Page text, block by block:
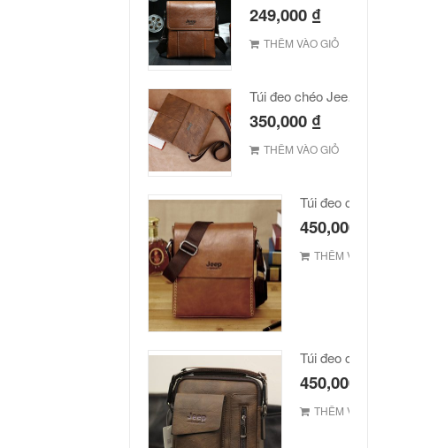
249,000 ₫
THÊM VÀO GIỎ
Túi đeo chéo Jeep giá rẻ JR03
350,000 ₫
THÊM VÀO GIỎ
Túi đeo chéo JEEP giá
450,000
THÊM VÀO GIỎ
Túi đeo chéo Jeep giá rẻ
450,000
THÊM VÀO GIỎ